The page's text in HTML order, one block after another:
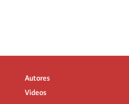
Autores
Videos